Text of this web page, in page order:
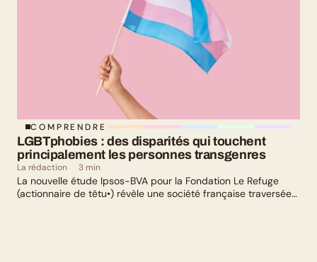
COMPRENDRE
LGBTphobies : des disparités qui touchent
principalement les personnes transgenres
La rédaction 3 min
La nouvelle étude Ipsos-BVA pour la Fondation Le Refuge
(actionnaire de têtu•) révèle une société française traversée